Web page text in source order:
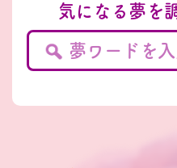
気になる夢を